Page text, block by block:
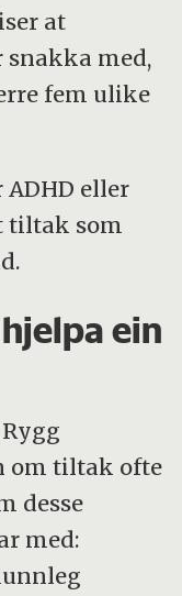
at
snakka med,
fem ulike
ADHD eller
tiltak som
ein
om tiltak ofte
desse
med: